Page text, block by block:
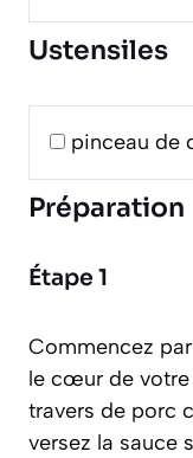
Ustensiles
pinceau de
Préparation
Étape 1
Commencez
le cœur de votre
travers de porc
versez la sauce